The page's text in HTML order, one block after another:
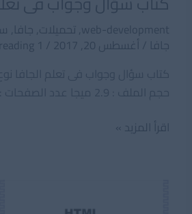
web-development
,تحميلات, جافا,
جافا / أغسطس 20, 2017 /
1 minute of reading
كتاب
اقرأ المزيد »